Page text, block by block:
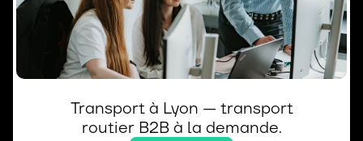
Transport à Lyon — transport
routier B2B à la demande.